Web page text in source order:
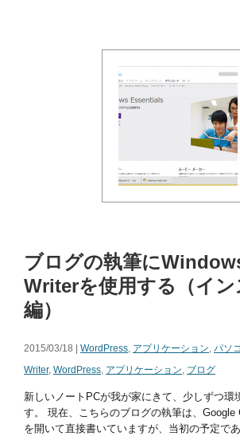
ブログの執筆に
Writerを使用する（イ
編）
2015/03/18 | WordPress, アプリケーション, パソ
Writer, WordPress, アプリケーション, ブログ
新しいノートPCが我が家にきて、少しずつ環
す。 現在、こちらのブログの執筆は、Google
を開いて直接書いていますが、当初の予定で